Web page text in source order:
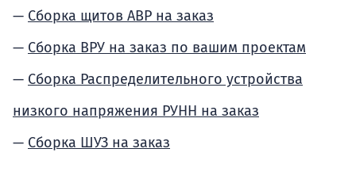
Сборка щитов АВР на заказ
Сборка ВРУ на заказ по вашим проектам
Сборка Распределительного устройства
низкого напряжения РУНН на заказ
Сборка ШУЗ на заказ